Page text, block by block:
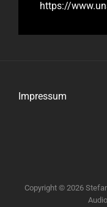
https://
Impressum
Copyright © 2026